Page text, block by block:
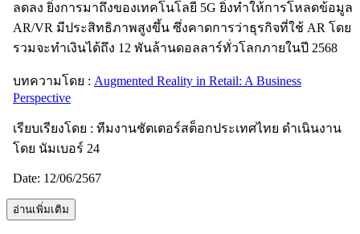
ลดลง ยิ่งการมาถึงของเทคโนโลยี 5G ยิ่งทำให้การโหลดข้อมูล
AR/VR มีประสิทธิภาพสูงขึ้น ซึ่งคาดการว่าธุรกิจที่ใช้ AR โดย
รวมจะทำเงินได้ถึง 12 พันล้านดอลลาร์ทั่วโลกภายในปี 2568
บทความโดย : Augmented Reality in Retail: A Business
Perspective
เรียบเรียงโดย : ทีมงานชัตเตอร์สต็อกประเทศไทย ดำเนินงาน
โดย นัมเบอร์ 24
Date: 12/06/2567
อ่านเพิ่มเติม